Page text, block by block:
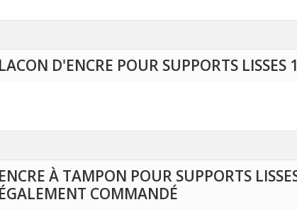
D'ENCRE POUR SUPPORTS LISSES
À TAMPON POUR SUPPORTS
ÉGALEMENT COMMANDÉ